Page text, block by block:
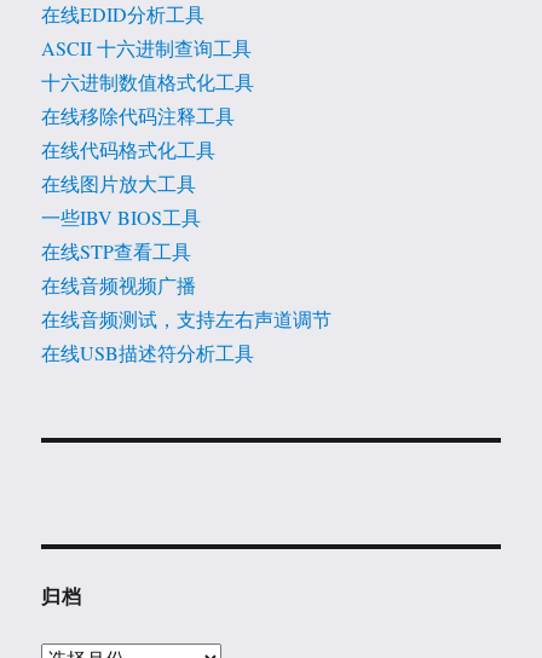
在线EDID分析工具
ASCII 十六进制查询工具
十六进制数值格式化工具
在线移除代码注释工具
在线代码格式化工具
在线图片放大工具
一些IBV BIOS工具
在线STP查看工具
在线音频视频广播
在线音频测试，支持左右声道调节
在线USB描述符分析工具
归档